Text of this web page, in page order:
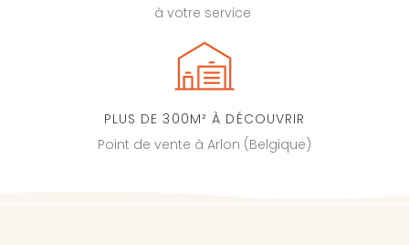
à votre service
PLUS DE 300M² À DÉCOUVRIR
Point de vente à Arlon (Belgique)